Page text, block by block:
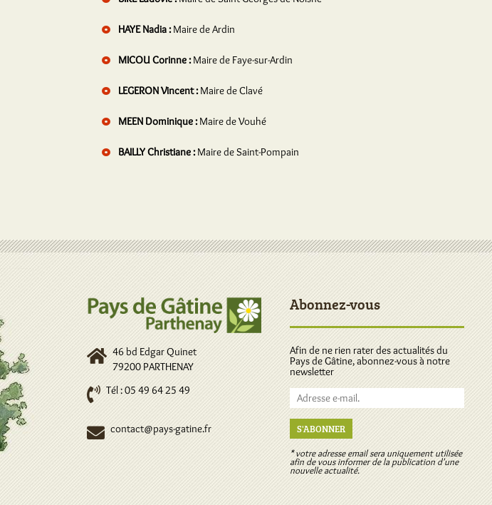
HAYE Nadia :Maire de Ardin
MICOU Corinne :Maire de Faye-sur-Ardin
LEGERON Vincent :Maire de Clavé
MEEN Dominique :Maire de Vouhé
BAILLY Christiane :Maire de Saint-Pompain
46 bd Edgar Quinet
79200 PARTHENAY
Tél : 05 49 64 25 49
contact@pays-gatine.fr
Abonnez-vous
Afin de ne rien rater des actualités du
Pays de Gâtine, abonnez-vous à notre
newsletter
S'ABONNER
* votre adresse email sera uniquement utilisée
afin de vous informer de la publication d'une
nouvelle actualité.